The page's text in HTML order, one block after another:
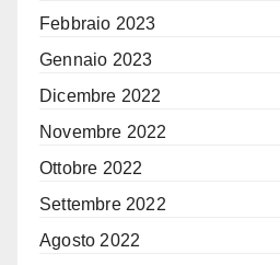
Febbraio 2023
Gennaio 2023
Dicembre 2022
Novembre 2022
Ottobre 2022
Settembre 2022
Agosto 2022